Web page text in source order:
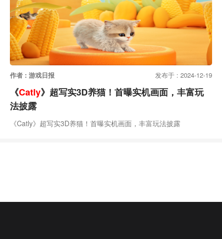
作者 : 游戏日报 发布于 : 2024-12-19
《Catly》超写实3D养猫！首曝实机画面，丰富玩
法披露
《Catly》超写实3D养猫！首曝实机画面，丰富玩法披露